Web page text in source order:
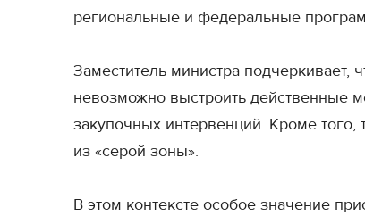
региональные и федеральные
Заместитель министра подчеркивает,
невозможно выстроить действенные
закупочных интервенций. Кроме
из «серой зоны».
В этом контексте особое значение